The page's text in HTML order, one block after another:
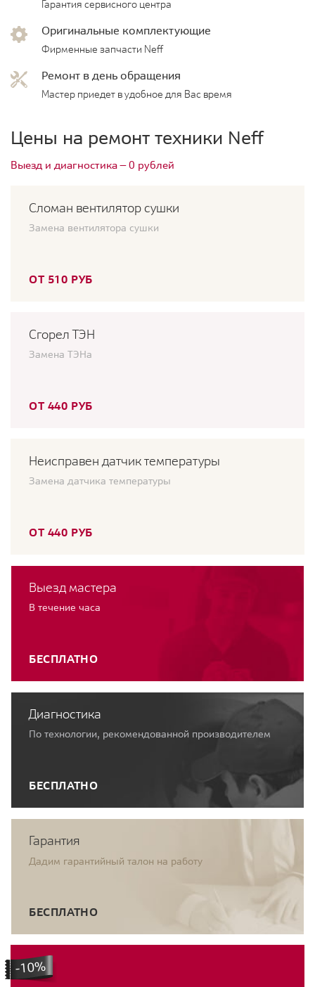
Гарантия сервисного центра
Оригинальные комплектующие
Фирменные запчасти Neff
Ремонт в день обращения
Мастер приедет в удобное для Вас время
Цены на ремонт техники Neff
Выезд и диагностика — 0 рублей
Сломан вентилятор сушки
Замена вентилятора сушки
ОТ 510 РУБ
Сгорел ТЭН
Замена ТЭНа
ОТ 440 РУБ
Неисправен датчик температуры
Замена датчика температуры
ОТ 440 РУБ
Выезд мастера
В течение часа
БЕСПЛАТНО
Диагностика
По технологии, рекомендованной производителем
БЕСПЛАТНО
Гарантия
Дадим гарантийный талон на работу
БЕСПЛАТНО